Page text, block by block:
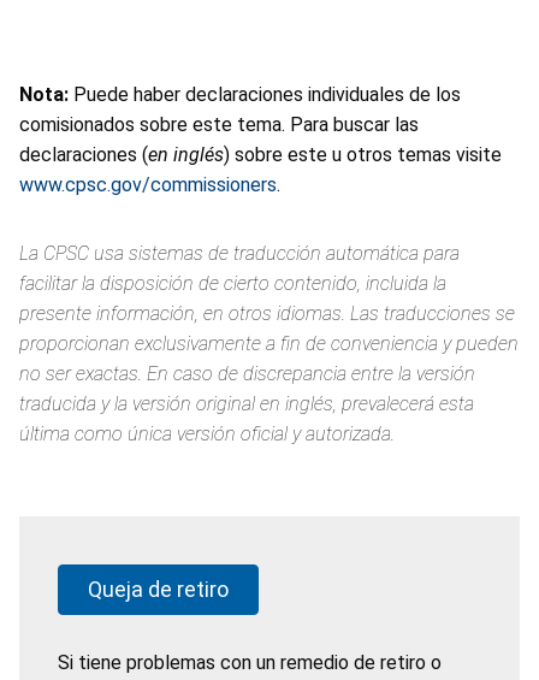
Nota: Puede haber declaraciones individuales de los
comisionados sobre este tema. Para buscar las
declaraciones (en inglés) sobre este u otros temas visite
www.cpsc.gov/commissioners.
La CPSC usa sistemas de traducción automática para
facilitar la disposición de cierto contenido, incluida la
presente información, en otros idiomas. Las traducciones se
proporcionan exclusivamente a fin de conveniencia y pueden
no ser exactas. En caso de discrepancia entre la versión
traducida y la versión original en inglés, prevalecerá esta
última como única versión oficial y autorizada.
Queja de retiro
Si tiene problemas con un remedio de retiro o